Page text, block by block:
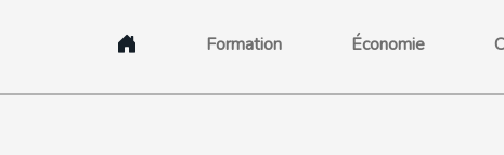
Formation Économie